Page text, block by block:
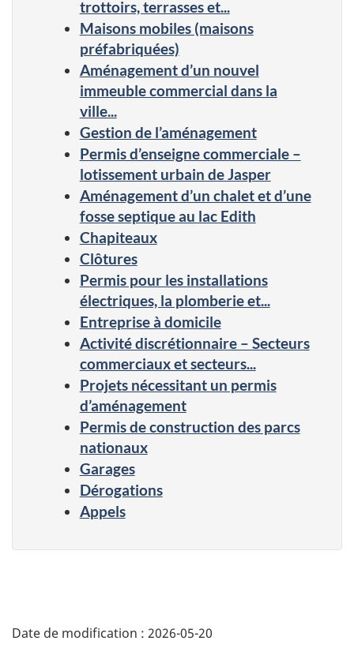
trottoirs, terrasses et...
Maisons mobiles (maisons
préfabriquées)
Aménagement d’un nouvel
immeuble commercial dans la
ville...
Gestion de l’aménagement
Permis d’enseigne commerciale –
lotissement urbain de Jasper
Aménagement d’un chalet et d’une
fosse septique au lac Edith
Chapiteaux
Clôtures
Permis pour les installations
électriques, la plomberie et...
Entreprise à domicile
Activité discrétionnaire – Secteurs
commerciaux et secteurs...
Projets nécessitant un permis
d’aménagement
Permis de construction des parcs
nationaux
Garages
Dérogations
Appels
Date de modification : 2026-05-20